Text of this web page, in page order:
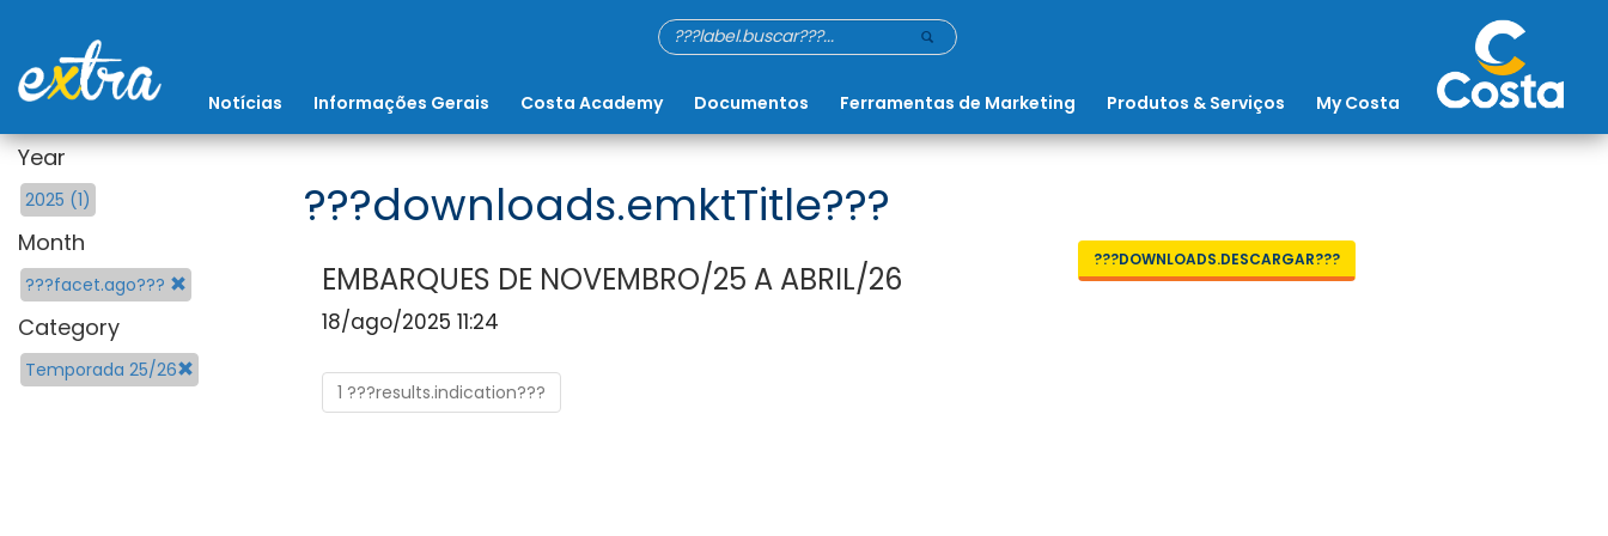
Notícias Informações Gerais Costa Academy Documentos Ferramentas de Marketing Produtos & Serviços My Costa
Year
2025 (1)
Month
???facet.ago???
Category
Temporada 25/26
???downloads.emktTitle???
EMBARQUES DE NOVEMBRO/25 A ABRIL/26
18/ago/2025 11:24
???DOWNLOADS.DESCARGAR???
1 ???results.indication???